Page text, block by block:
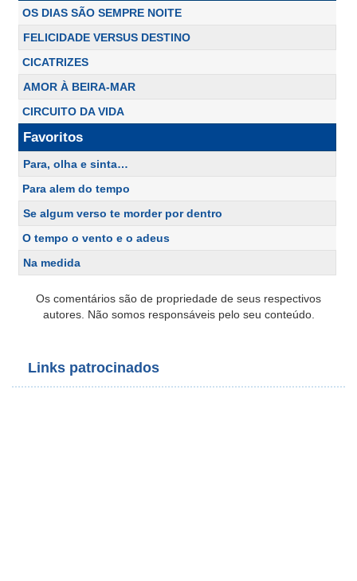
OS DIAS SÃO SEMPRE NOITE
FELICIDADE VERSUS DESTINO
CICATRIZES
AMOR À BEIRA-MAR
CIRCUITO DA VIDA
Favoritos
Para, olha e sinta…
Para alem do tempo
Se algum verso te morder por dentro
O tempo o vento e o adeus
Na medida
Os comentários são de propriedade de seus respectivos
autores. Não somos responsáveis pelo seu conteúdo.
Links patrocinados